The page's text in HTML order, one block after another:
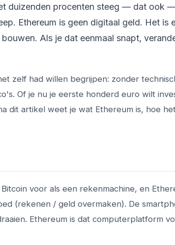
duizenden procenten steeg — dat ook
Ethereum is geen digitaal geld. Het is
Als je dat eenmaal snapt,
zelf had willen begrijpen: zonder
Of je nu je eerste honderd euro wilt
dit artikel weet je wat Ethereum is, hoe
voor als een rekenmachine, en
(rekenen / geld overmaken). De
Ethereum is dat computerplatform